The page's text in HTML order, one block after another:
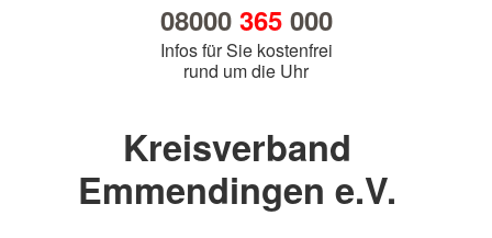
08000 365000
Infos für Sie kostenfrei
rund um die Uhr
Kreisverband
Emmendingen e.V.